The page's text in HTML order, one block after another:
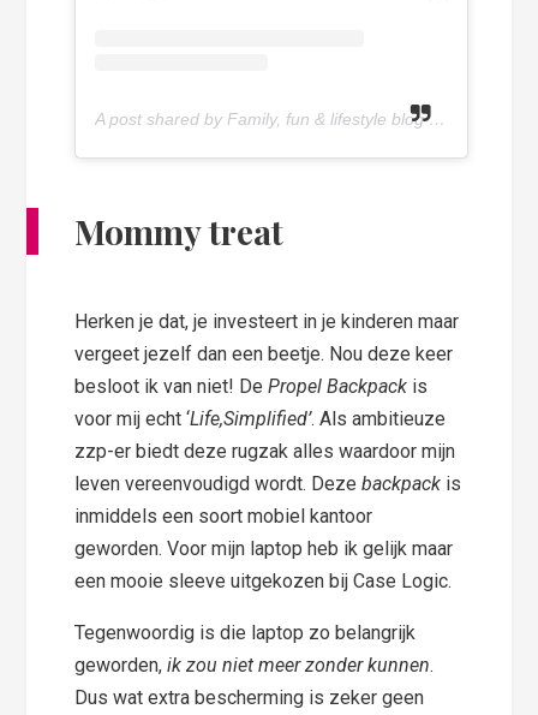
A post shared by Family, fun & lifestyle blog (@olivettepuntnl)
Mommy treat
Herken je dat, je investeert in je kinderen maar
vergeet jezelf dan een beetje. Nou deze keer
besloot ik van niet! DePropel Backpack is
voor mij echt ‘Life,Simplified’. Als ambitieuze
zzp-er biedt deze rugzak alles waardoor mijn
leven vereenvoudigd wordt. Dezebackpack is
inmiddels een soort mobiel kantoor
geworden. Voor mijn laptop heb ik gelijk maar
een mooie sleeve uitgekozen bij Case Logic.
Tegenwoordig is die laptop zo belangrijk
geworden, ik zou niet meer zonder kunnen.
Dus wat extra bescherming is zeker geen